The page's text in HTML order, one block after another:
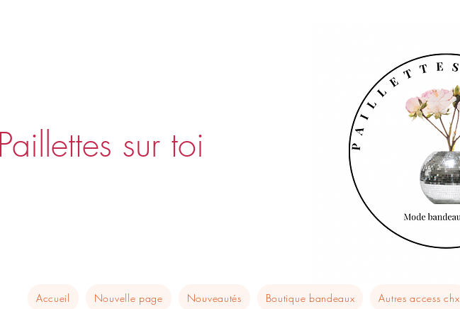
sur toi
Accueil Nouvelle page Nouveautés Boutique bandeaux Autres access chx